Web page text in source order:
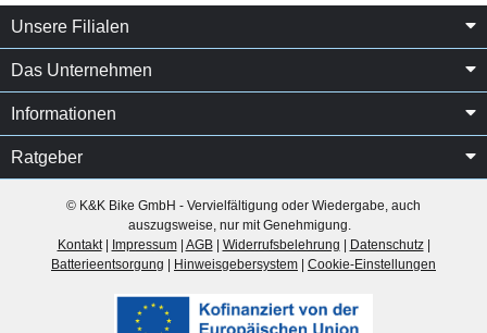
Unsere Filialen
Das Unternehmen
Informationen
Ratgeber
© K&K Bike GmbH - Vervielfältigung oder Wiedergabe, auch
auszugsweise, nur mit Genehmigung.
Kontakt| Impressum| AGB| Widerrufsbelehrung Datenschutz|
Batterieentsorgung
Hinweisgebersystem Cookie-Einstellungen